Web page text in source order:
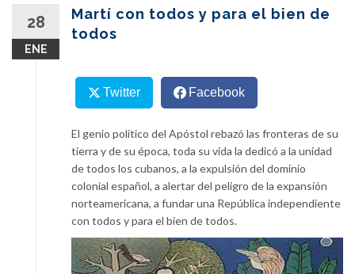
28
ENE
Martí con todos y para el bien de
todos
Twitter Facebook
El genio político del Apóstol rebazó las fronteras de su
tierra y de su época, toda su vida la dedicó a la unidad
de todos los cubanos, a la expulsión del dominio
colonial español, a alertar del peligro de la expansión
norteamericana, a fundar una República independiente
con todos y para el bien de todos.